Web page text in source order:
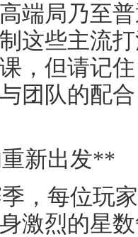
端局乃至
这些主流
，但请记
团队的配
新出发**
，每位玩
激烈的星